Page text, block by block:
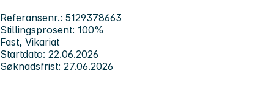
Referansenr.: 5129378663
Stillingsprosent: 100%
Fast, Vikariat
Startdato: 22.06.2026
Søknadsfrist: 27.06.2026